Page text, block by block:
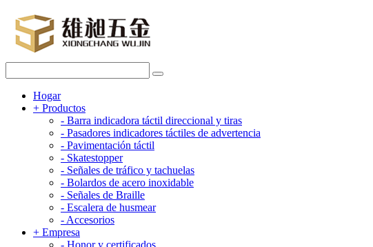
Hogar
+ Productos
- Barra indicadora táctil direccional y tiras
- Pasadores indicadores táctiles de advertencia
- Pavimentación táctil
- Skatestopper
- Señales de tráfico y tachuelas
- Bolardos de acero inoxidable
- Señales de Braille
- Escalera de husmear
- Accesorios
+ Empresa
- Honor y certificados